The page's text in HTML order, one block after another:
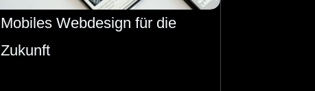
Mobiles Webdesign für die
Zukunft